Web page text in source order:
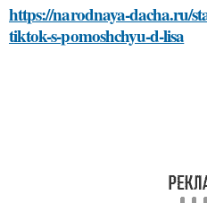
https://narodnaya-dacha.ru/
tiktok-s-pomoshchyu-d-lisa